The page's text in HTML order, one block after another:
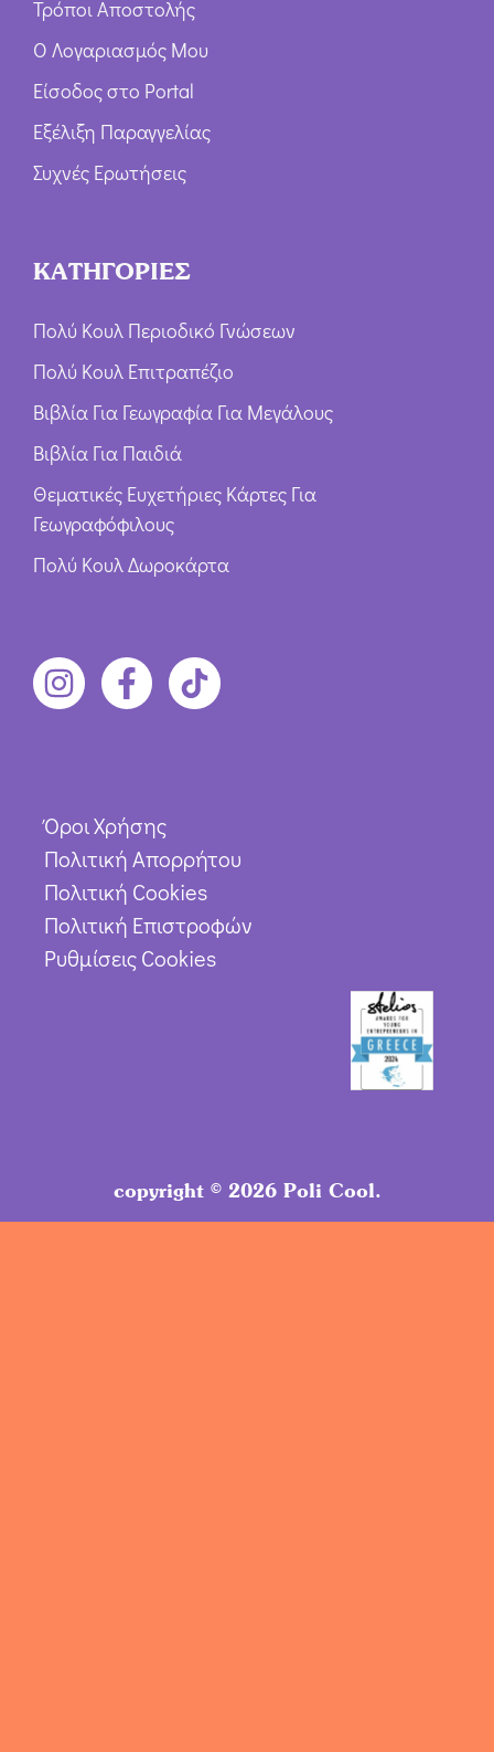
Τρόποι Αποστολής
Ο Λογαριασμός Μου
Είσοδος στο Portal
Εξέλιξη Παραγγελίας
Συχνές Ερωτήσεις
ΚΑΤΗΓΟΡΙΕΣ
Πολύ Κουλ Περιοδικό Γνώσεων
Πολύ Κουλ Επιτραπέζιο
Βιβλία Για Γεωγραφία Για Μεγάλους
Βιβλία Για Παιδιά
Θεματικές Ευχετήριες Κάρτες Για
Γεωγραφόφιλους
Πολύ Κουλ Δωροκάρτα
Όροι Χρήσης
Πολιτική Απορρήτου
Πολιτική Cookies
Πολιτική Επιστροφών
Ρυθμίσεις Cookies
copyright © 2026 Poli Cool.